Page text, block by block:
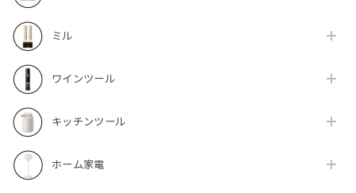
ミル
ワインツール
キッチンツール
ホーム家電